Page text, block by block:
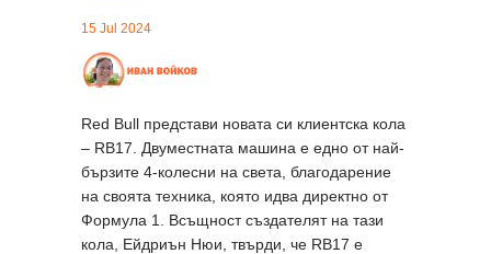
15 Jul 2024
Red Bull представи новата си клиентска кола
– RB17. Двуместната машина е едно от най-
бързите 4-колесни на света, благодарение
на своята техника, която идва директно от
Формула 1. Всъщност създателят на тази
кола, Ейдриън Нюи, твърди, че RB17 е